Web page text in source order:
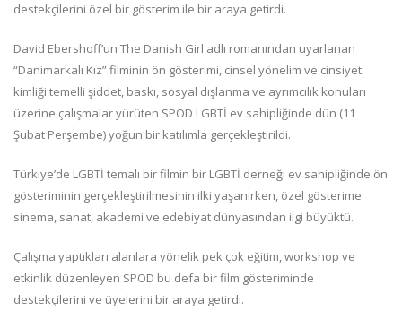
destekçilerini özel bir gösterim ile bir araya getirdi.
David Ebershoff’un The Danish Girl adlı romanından uyarlanan
“Danimarkalı Kız” filminin ön gösterimi, cinsel yönelim ve cinsiyet
kimliği temelli şiddet, baskı, sosyal dışlanma ve ayrımcılık konuları
üzerine çalışmalar yürüten SPOD LGBTİ ev sahipliğinde dün (11
Şubat Perşembe) yoğun bir katılımla gerçekleştirildi.
Türkiye’de LGBTİ temalı bir filmin bir LGBTİ derneği ev sahipliğinde ön
gösteriminin gerçekleştirilmesinin ilki yaşanırken, özel gösterime
sinema, sanat, akademi ve edebiyat dünyasından ilgi büyüktü.
Çalışma yaptıkları alanlara yönelik pek çok eğitim, workshop ve
etkinlik düzenleyen SPOD bu defa bir film gösteriminde
destekçilerini ve üyelerini bir araya getirdi.